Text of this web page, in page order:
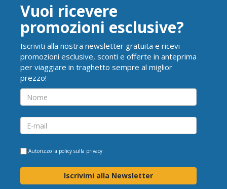
Vuoi ricevere
promozioni esclusive?
Iscriviti alla nostra newsletter gratuita e ricevi
promozioni esclusive, sconti e offerte in anteprima
per viaggiare in traghetto sempre al miglior
prezzo!
Autorizzo la policy sulla privacy
Iscrivimi alla Newsletter